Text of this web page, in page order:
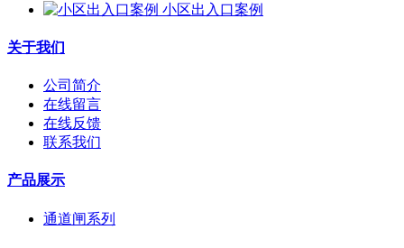
小区出入口案例
关于我们
公司简介
在线留言
在线反馈
联系我们
产品展示
通道闸系列